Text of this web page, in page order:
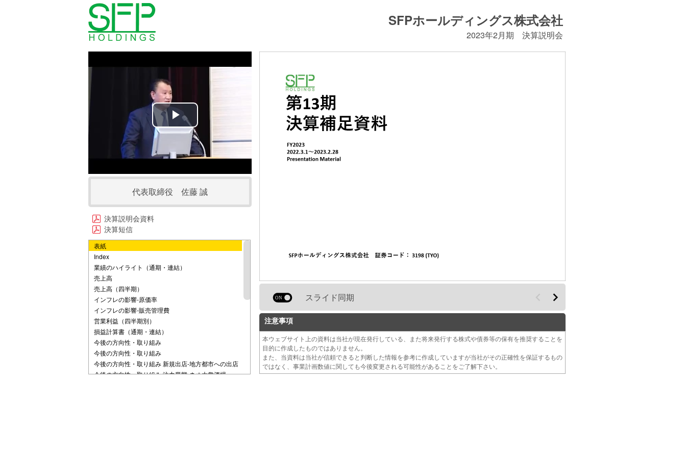
SFPホールディングス株式会社
2023年2月期 決算説明会
Play
Video
代表取締役 佐藤 誠
決算説明会資料
決算短信
表紙
Index
業績のハイライト（通期・連結）
売上高
売上高（四半期）
インフレの影響-原価率
インフレの影響-販売管理費
営業利益（四半期別）
損益計算書（通期・連結）
今後の方向性・取り組み
今後の方向性・取り組み
今後の方向性・取り組み 新規出店-地方都市への出店
今後の方向性・取り組み 注力業態-ネオ大衆酒場
スライド同期
注意事項
本ウェブサイト上の資料は当社が現在発行している、また将来発行する株式や債券等の保有を推奨することを
目的に作成したものではありません。
また、当資料は当社が信頼できると判断した情報を参考に作成していますが当社がその正確性を保証するもの
ではなく、事業計画数値に関しても今後変更される可能性があることをご了解下さい。